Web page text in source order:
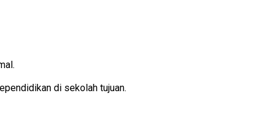
di sekolah tujuan.